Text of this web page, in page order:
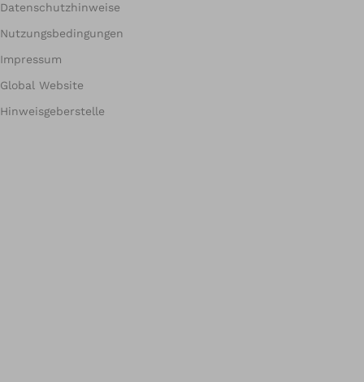
Datenschutzhinweise
Nutzungsbedingungen
Impressum
Global Website
Hinweisgeberstelle